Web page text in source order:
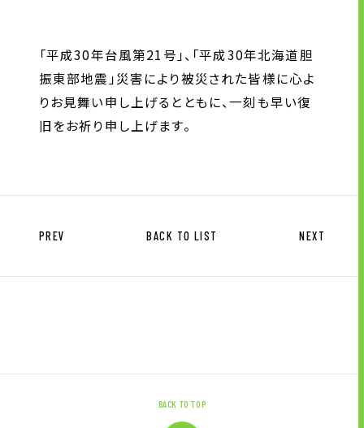
電子公告
労働者派遣事業の状況について
有料職業紹介に関する事項
サイトのご利用にあたって
個人情報の取扱いについて
「平成30年台風第21号」、「平成30年北海道胆
振東部地震」災害により被災された皆様に心よ
りお見舞い申し上げるとともに、一刻も早い復
旧をお祈り申し上げます。
PREV BACK TO LIST NEXT
BACK TO TOP